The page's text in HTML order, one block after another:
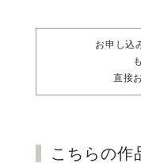
お申し込
直接
こちらの作